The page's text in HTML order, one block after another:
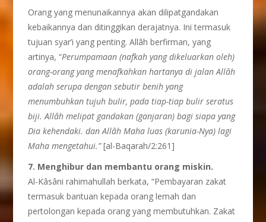
Orang yang menunaikannya akan dilipatgandakan
kebaikannya dan ditinggikan derajatnya. Ini termasuk
tujuan syar’i yang penting. Allâh berfirman, yang
artinya, “Perumpamaan (nafkah yang dikeluarkan oleh)
orang-orang yang menafkahkan hartanya di jalan Allâh
adalah serupa dengan sebutir benih yang
menumbuhkan tujuh bulir, pada tiap-tiap bulir seratus
biji. Allâh melipat gandakan (ganjaran) bagi siapa yang
Dia kehendaki. dan Allâh Maha luas (karunia-Nya) lagi
Maha mengetahui.”[al-Baqarah/2:261]
7. Menghibur dan membantu orang miskin.
Al-Kâsâni rahimahullah berkata, “Pembayaran zakat
termasuk bantuan kepada orang lemah dan
pertolongan kepada orang yang membutuhkan. Zakat